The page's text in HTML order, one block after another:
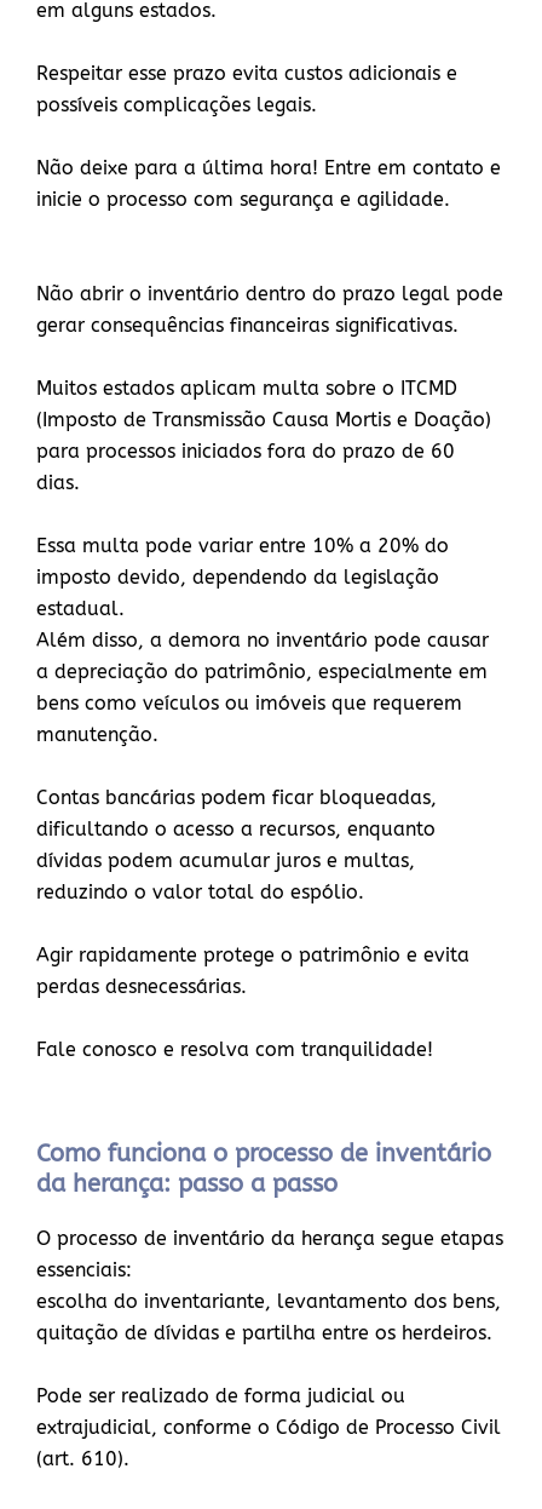
em alguns estados.
Respeitar esse prazo evita custos adicionais e
possíveis complicações legais.
Não deixe para a última hora! Entre em contato e
inicie o processo com segurança e agilidade.
Não abrir o inventário dentro do prazo legal pode
gerar consequências financeiras significativas.
Muitos estados aplicam multa sobre o ITCMD
(Imposto de Transmissão Causa Mortis e Doação)
para processos iniciados fora do prazo de 60
dias.
Essa multa pode variar entre 10% a 20% do
imposto devido, dependendo da legislação
estadual.
Além disso, a demora no inventário pode causar
a depreciação do patrimônio, especialmente em
bens como veículos ou imóveis que requerem
manutenção.
Contas bancárias podem ficar bloqueadas,
dificultando o acesso a recursos, enquanto
dívidas podem acumular juros e multas,
reduzindo o valor total do espólio.
Agir rapidamente protege o patrimônio e evita
perdas desnecessárias.
Fale conosco e resolva com tranquilidade!
Como funciona o processo de inventário
da herança: passo a passo
O processo de inventário da herança segue etapas
essenciais:
escolha do inventariante, levantamento dos bens,
quitação de dívidas e partilha entre os herdeiros.
Pode ser realizado de forma judicial ou
extrajudicial, conforme o Código de Processo Civil
(art. 610).